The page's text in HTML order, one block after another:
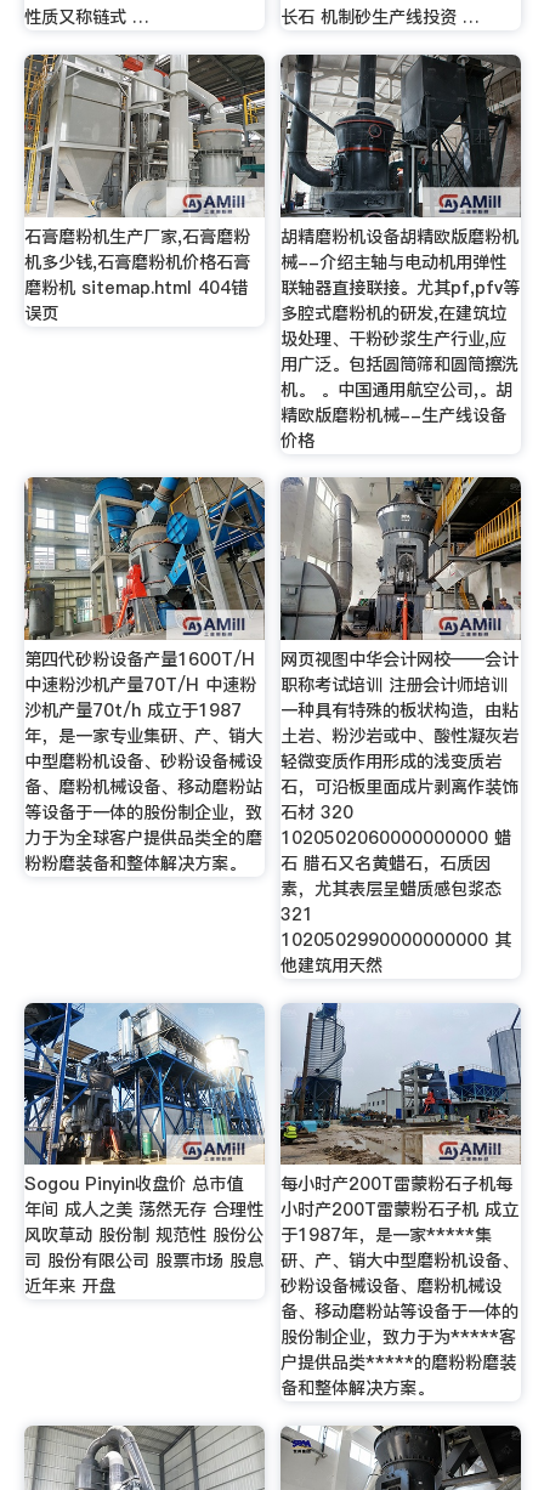
性质又称链式 …
长石 机制砂生产线投资 …
石膏磨粉机生产厂家,石膏磨粉
机多少钱,石膏磨粉机价格石膏
磨粉机 sitemap.html 404错
误页
胡精磨粉机设备胡精欧版磨粉机
械--介绍主轴与电动机用弹性
联轴器直接联接。尤其pf,pfv等
多腔式磨粉机的研发,在建筑垃
圾处理、干粉砂浆生产行业,应
用广泛。包括圆筒筛和圆筒擦洗
机。 。中国通用航空公司,。胡
精欧版磨粉机械--生产线设备
价格
第四代砂粉设备产量1600T/H
中速粉沙机产量70T/H 中速粉
沙机产量70t/h 成立于1987
年，是一家专业集研、产、销大
中型磨粉机设备、砂粉设备械设
备、磨粉机械设备、移动磨粉站
等设备于一体的股份制企业，致
力于为全球客户提供品类全的磨
粉粉磨装备和整体解决方案。
网页视图中华会计网校——会计
职称考试培训 注册会计师培训
一种具有特殊的板状构造，由粘
土岩、粉沙岩或中、酸性凝灰岩
轻微变质作用形成的浅变质岩
石，可沿板里面成片剥离作装饰
石材 320
1020502060000000000 蜡
石 腊石又名黄蜡石，石质因
素，尤其表层呈蜡质感包浆态
321
1020502990000000000 其
他建筑用天然
Sogou Pinyin收盘价 总市值
年间 成人之美 荡然无存 合理性
风吹草动 股份制 规范性 股份公
司 股份有限公司 股票市场 股息
近年来 开盘
每小时产200T雷蒙粉石子机每
小时产200T雷蒙粉石子机 成立
于1987年，是一家*****集
研、产、销大中型磨粉机设备、
砂粉设备械设备、磨粉机械设
备、移动磨粉站等设备于一体的
股份制企业，致力于为*****客
户提供品类*****的磨粉粉磨装
备和整体解决方案。